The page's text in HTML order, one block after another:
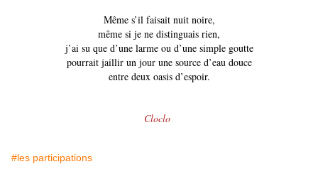
Même s’il faisait nuit noire,
même si je ne distinguais rien,
j’ai su que d’une larme ou d’une simple goutte
pourrait jaillir un jour une source d’eau douce
entre deux oasis d’espoir.
Cloclo
#les participations